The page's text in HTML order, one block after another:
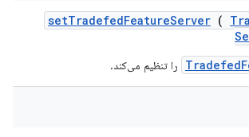
setTradefedFeatureServer (
را تنظیم می‌کند.